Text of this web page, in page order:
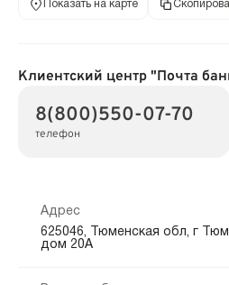
Показать на карте
Клиентский центр "Почта
8(800)550-07-70
телефон
Адрес
625046, Тюменская обл, г
дом 20А